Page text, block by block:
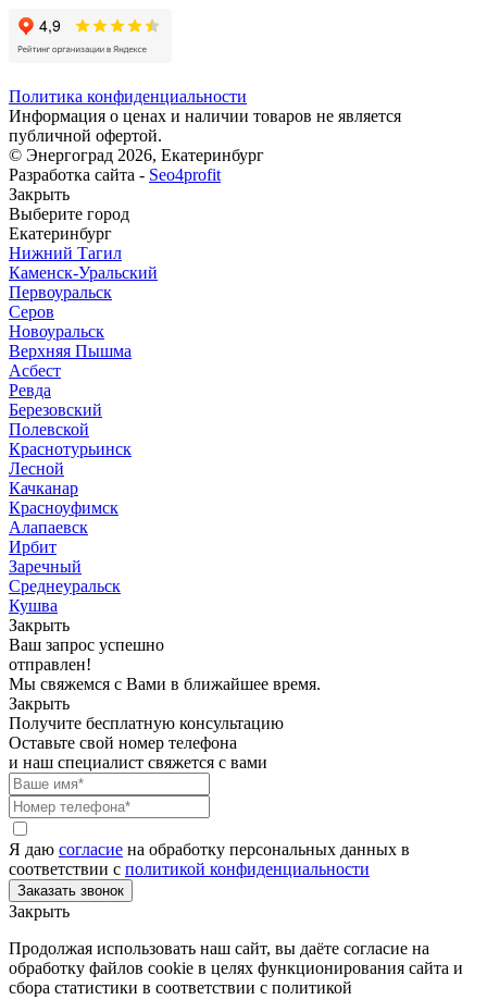
Политика конфиденциальности
Информация о ценах и наличии товаров не является
публичной офертой.
© Энергоград 2026, Екатеринбург
Разработка сайта - Seo4profit
Закрыть
Выберите город
Екатеринбург
Нижний Тагил
Каменск-Уральский
Первоуральск
Серов
Новоуральск
Верхняя Пышма
Асбест
Ревда
Березовский
Полевской
Краснотурьинск
Лесной
Качканар
Красноуфимск
Алапаевск
Ирбит
Заречный
Среднеуральск
Кушва
Закрыть
Ваш запрос успешно
отправлен!
Мы свяжемся с Вами в ближайшее время.
Закрыть
Получите бесплатную консультацию
Оставьте свой номер телефона
и наш специалист свяжется с вами
Я даю согласие на обработку персональных данных в
соответствии с политикой конфиденциальности
Закрыть
Продолжая использовать наш сайт, вы даёте согласие на
обработку файлов cookie в целях функционирования сайта и
сбора статистики в соответствии с политикой